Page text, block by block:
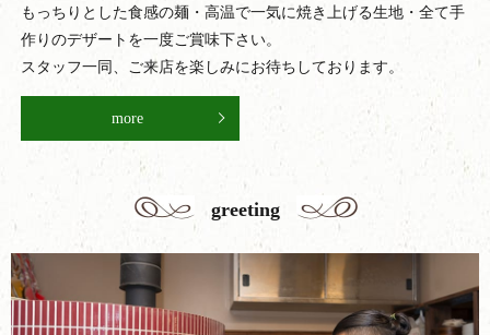
もっちりとした食感の麺・高温で一気に焼き上げる生地・全て手
作りのデザートを一度ご賞味下さい。
スタッフ一同、ご来店を楽しみにお待ちしております。
more
greeting